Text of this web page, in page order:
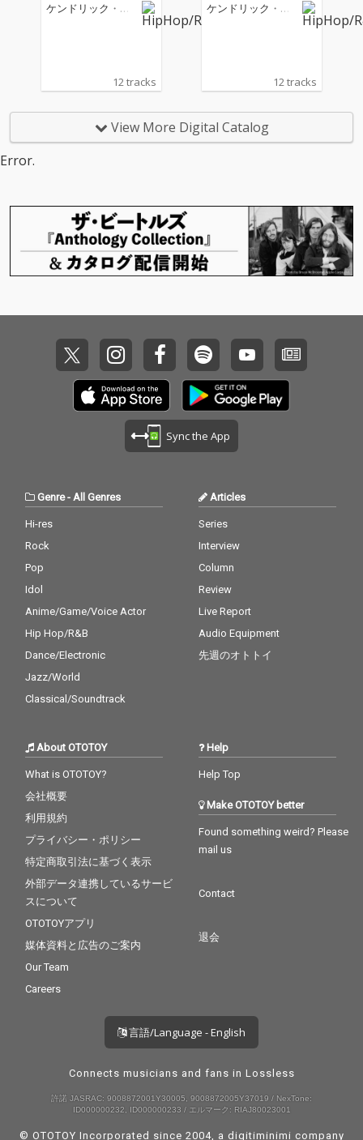
ケンドリック・ラ
12 tracks
ケンドリック・ラ
12 tracks
View More Digital Catalog
Error.
Sync the App
Genre- All Genres
Hi-res
Rock
Pop
Idol
Anime/Game/Voice Actor
Hip Hop/R&B
Dance/Electronic
Jazz/World
Classical/Soundtrack
Articles
Series
Interview
Column
Review
Live Report
Audio Equipment
先週のオトトイ
About OTOTOY
What is OTOTOY?
会社概要
利用規約
プライバシー・ポリシー
特定商取引法に基づく表示
外部データ連携しているサービ
スについて
OTOTOYアプリ
媒体資料と広告のご案内
Our Team
Careers
Help
Help Top
Make OTOTOY better
Found something weird? Please
mail us
Contact
退会
言語/Language - English
Connects musicians and fans in Lossless
許諾 JASRAC: 9008872001Y30005, 9008872005Y37019 / NexTone:
ID000000232, ID000000233 / エルマーク: RIAJ80023001
© OTOTOY Incorporated since 2004, a digitiminimi company